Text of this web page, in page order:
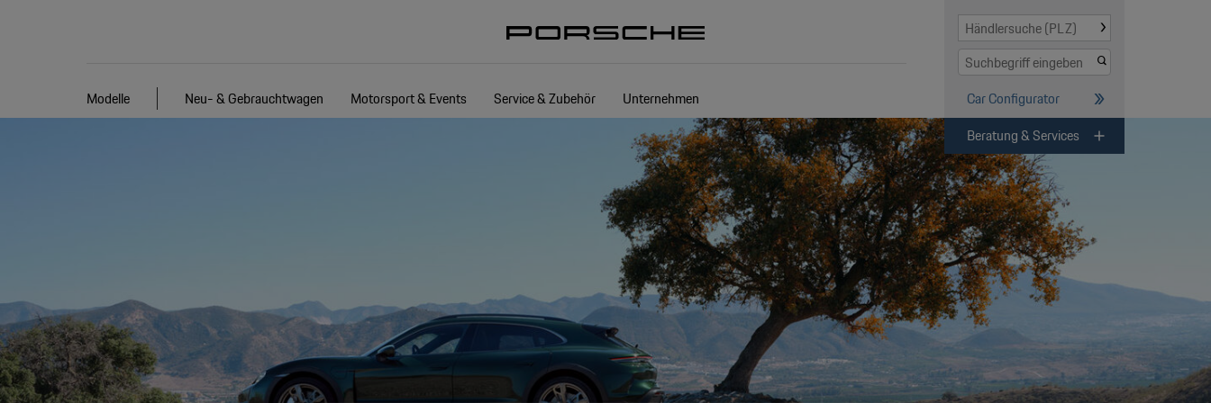
Modelle Neu- & Gebrauchtwagen Motorsport & Events Service & Zubehör Unternehmen
Händlersuche
Händlersuche
(PLZ)
Suchformular
Suchbegriff
eingeben
Car Configurator
Beratung & Services